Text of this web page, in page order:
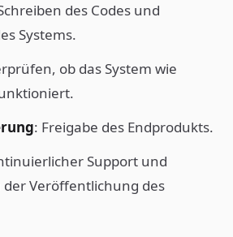
des Codes und
Systems.
ob das System wie
: Freigabe des Endprodukts.
Support und
der Veröffentlichung des